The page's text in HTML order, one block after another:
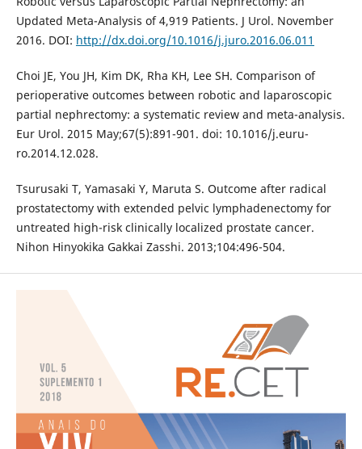
Updated Meta-Analysis of 4,919 Patients. J Urol. November
2016. DOI: http://dx.doi.org/10.1016/j.juro.2016.06.011
Choi JE, You JH, Kim DK, Rha KH, Lee SH. Comparison of
perioperative outcomes between robotic and laparoscopic
partial nephrectomy: a systematic review and meta-analysis.
Eur Urol. 2015 May;67(5):891-901. doi: 10.1016/j.euru-
ro.2014.12.028.
Tsurusaki T, Yamasaki Y, Maruta S. Outcome after radical
prostatectomy with extended pelvic lymphadenectomy for
untreated high-risk clinically localized prostate cancer.
Nihon Hinyokika Gakkai Zasshi. 2013;104:496-504.